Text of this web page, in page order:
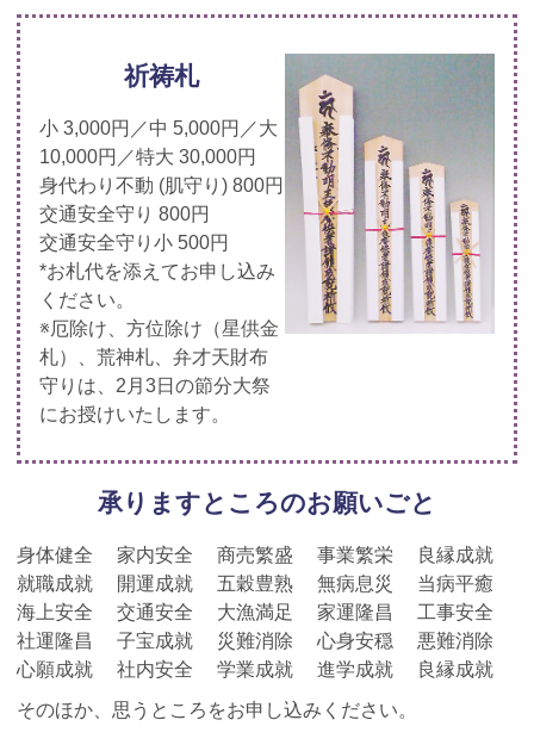
祈祷札
小 3,000円／中 5,000円／大
10,000円／特大 30,000円
身代わり不動 (肌守り) 800円
交通安全守り 800円
交通安全守り小 500円
*お札代を添えてお申し込み
ください。
※厄除け、方位除け（星供金
札）、荒神札、弁才天財布
守りは、2月3日の節分大祭
にお授けいたします。
承りますところのお願いごと
身体健全 家内安全 商売繁盛 事業繁栄
良縁成就
就職成就
開運成就 五穀豊熟 無病息災
当病平癒
海上安全
交通安全 大漁満足 家運隆昌
工事安全
社運隆昌
子宝成就 災難消除 心身安穏
悪難消除
心願成就
社内安全 学業成就 進学成就
良縁成就
そのほか、思うところをお申し込みください。